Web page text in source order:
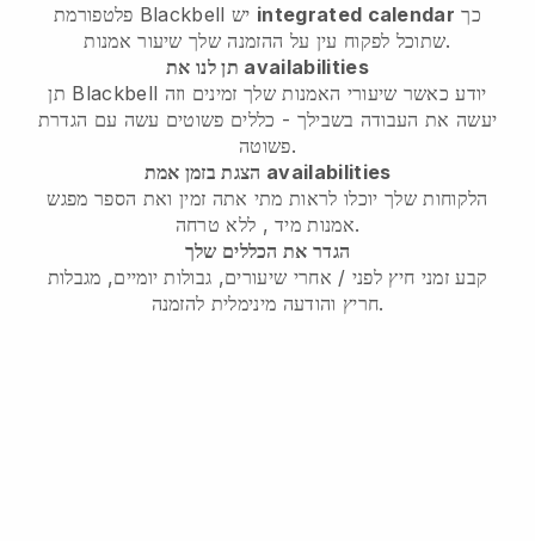
Blackbell integrated calendar כך
שתוכל לפקוח עין על ההזמנה שלך שיעור אמנות.
תן לנו את availabilities
תן Blackbell יודע כאשר שיעורי האמנות שלך זמינים וזה
יעשה את העבודה בשבילך - כללים פשוטים עשה עם הגדרת
פשוטה.
הצגת בזמן אמת availabilities
הלקוחות שלך יוכלו לראות מתי אתה זמין ואת הספר מפגש
אמנות מיד, ללא טרחה.
הגדר את הכללים שלך
קבע זמני חיץ לפני / אחרי שיעורים, גבולות יומיים, מגבלות
חריץ והודעה מינימלית להזמנה.